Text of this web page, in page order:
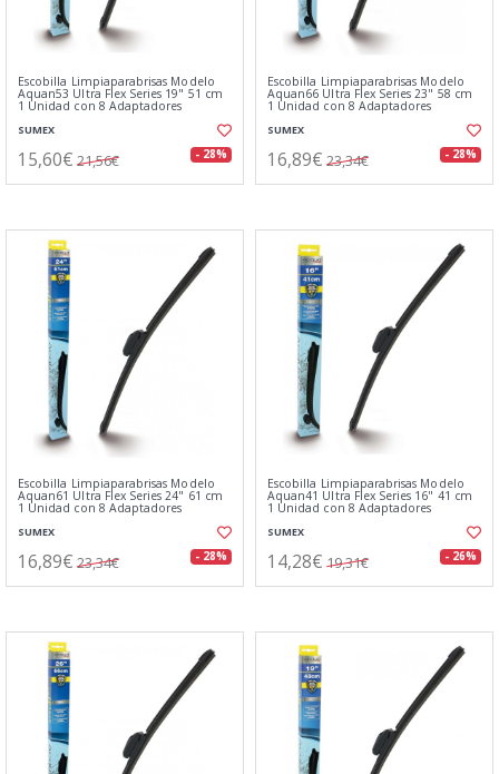
Escobilla Limpiaparabrisas Modelo
Aquan53 Ultra Flex Series 19" 51 cm
1 Unidad con 8 Adaptadores
SUMEX
15,60€ 21,56€ - 28%
Escobilla Limpiaparabrisas Modelo
Aquan66 Ultra Flex Series 23" 58 cm
1 Unidad con 8 Adaptadores
SUMEX
16,89€ 23,34€ - 28%
Escobilla Limpiaparabrisas Modelo
Aquan61 Ultra Flex Series 24" 61 cm
1 Unidad con 8 Adaptadores
SUMEX
16,89€ 23,34€ - 28%
Escobilla Limpiaparabrisas Modelo
Aquan41 Ultra Flex Series 16" 41 cm
1 Unidad con 8 Adaptadores
SUMEX
14,28€ 19,31€ - 26%